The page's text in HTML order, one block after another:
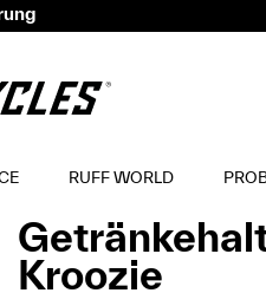
RUFF WORLD
Kroozie